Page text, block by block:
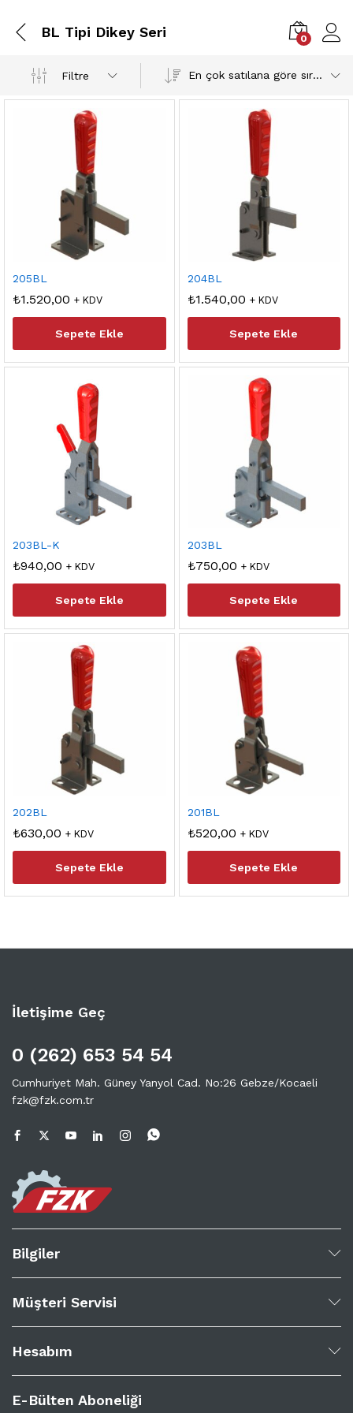
BL Tipi Dikey Seri 0
Filtre En çok satılana göre sırala
205BL
₺1.520,00 + KDV
Sepete Ekle
204BL
₺1.540,00 + KDV
Sepete Ekle
203BL-K
₺940,00 + KDV
Sepete Ekle
203BL
₺750,00 + KDV
Sepete Ekle
202BL
₺630,00 + KDV
Sepete Ekle
201BL
₺520,00 + KDV
Sepete Ekle
İletişime Geç
0 (262) 653 54 54
Cumhuriyet Mah. Güney Yanyol Cad. No:26 Gebze/Kocaeli
fzk@fzk.com.tr
Bilgiler
Müşteri Servisi
Hesabım
E-Bülten Aboneliği